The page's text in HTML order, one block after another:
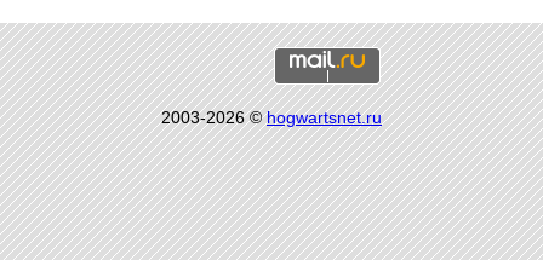
2003-2026 ©hogwartsnet.ru